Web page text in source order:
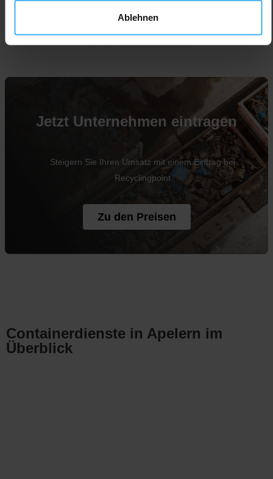
Ablehnen
Für Unternehmen
Jetzt Unternehmen eintragen
Steigern Sie Ihren Umsatz mit einem Eintrag bei
Recyclingpoint
Zu den Preisen
Containerdienste in Apelern im
Überblick